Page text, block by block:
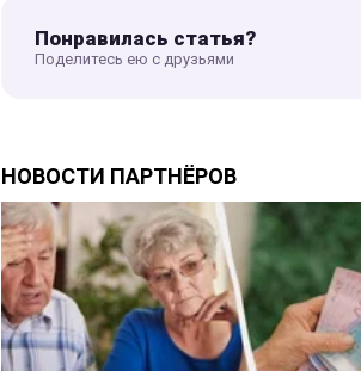
Понравилась статья?
Поделитесь ею с друзьями